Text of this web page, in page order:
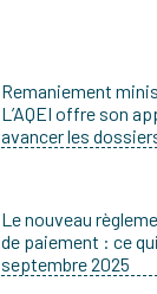
Remaniement
L’AQEI offre son
avancer les
Le nouveau
de paiement : ce
septembre 2025